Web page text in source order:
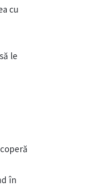
cu
le
în